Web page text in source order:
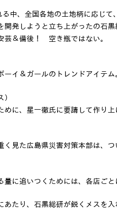
中、全国各地の土地柄に応じて、
発しようと立ち上がったの石黒
芸＆備後！ 空き瓶ではない。
ーイ＆ガールのトレンドアイテム
に、星一徹氏に要請して作り上
見た広島県災害対策本部は、つ
に追いつくためには、各店ごと
たり、石黒総研が鋭くメスを入